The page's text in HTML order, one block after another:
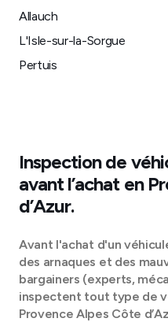
Allauch
L'Isle-sur-la-Sorgue
Pertuis
Inspection de
avant l’achat en
d’Azur.
Avant l'achat d'un
des arnaques et des
bargainers (experts,
inspectent tout type de
Provence Alpes Côte